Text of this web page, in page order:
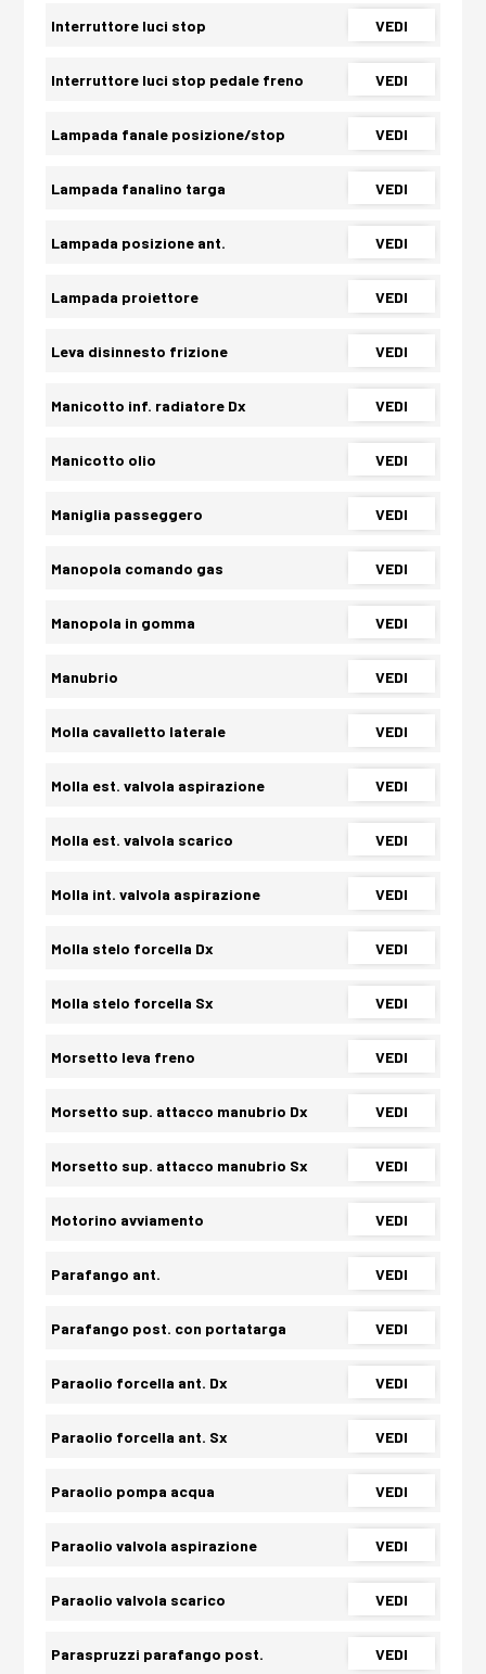
Interruttore luci stop VEDI
Interruttore luci stop pedale freno VEDI
Lampada fanale posizione/stop VEDI
Lampada fanalino targa VEDI
Lampada posizione ant. VEDI
Lampada proiettore VEDI
Leva disinnesto frizione VEDI
Manicotto inf. radiatore Dx VEDI
Manicotto olio VEDI
Maniglia passeggero VEDI
Manopola comando gas VEDI
Manopola in gomma VEDI
Manubrio VEDI
Molla cavalletto laterale VEDI
Molla est. valvola aspirazione VEDI
Molla est. valvola scarico VEDI
Molla int. valvola aspirazione VEDI
Molla stelo forcella Dx VEDI
Molla stelo forcella Sx VEDI
Morsetto leva freno VEDI
Morsetto sup. attacco manubrio Dx VEDI
Morsetto sup. attacco manubrio Sx VEDI
Motorino avviamento VEDI
Parafango ant. VEDI
Parafango post. con portatarga VEDI
Paraolio forcella ant. Dx VEDI
Paraolio forcella ant. Sx VEDI
Paraolio pompa acqua VEDI
Paraolio valvola aspirazione VEDI
Paraolio valvola scarico VEDI
Paraspruzzi parafango post. VEDI